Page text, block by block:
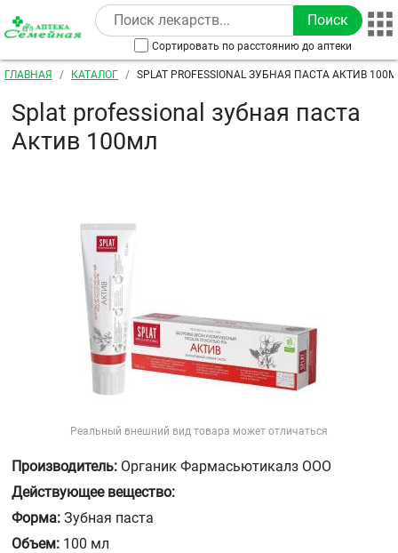
Перейти к основному содержанию
Сортировать по расстоянию до аптеки
Строка навигации
ГЛАВНАЯ КАТАЛОГ SPLAT PROFESSIONAL ЗУБНАЯ ПАСТА АКТИВ
Splat professional зубная паста
Актив 100мл
Реальный внешний вид товара может отличаться
Производитель: Органик Фармасьютикалз ООО
Действующее вещество:
Форма: Зубная паста
Объем: 100 мл